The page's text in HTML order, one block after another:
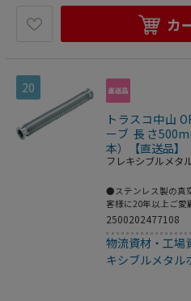
カ
20
トラスコ中山
ーブ 長さ
本）【直送品】
フレキシブルメタ
●ステンレス製の真
客様に20年以上ご
用。●全長(mm)：
力：FV～大気圧●使
耐熱温度により異
乗]]Pa・[[Ｍ3]]/sec
(SUS316L)●フラン
2500202477108
物流資材・工場
キシブルメタル